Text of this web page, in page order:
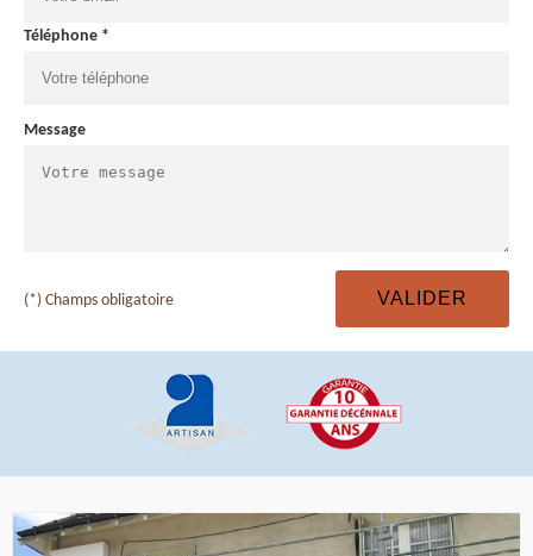
Téléphone *
Message
(*) Champs obligatoire